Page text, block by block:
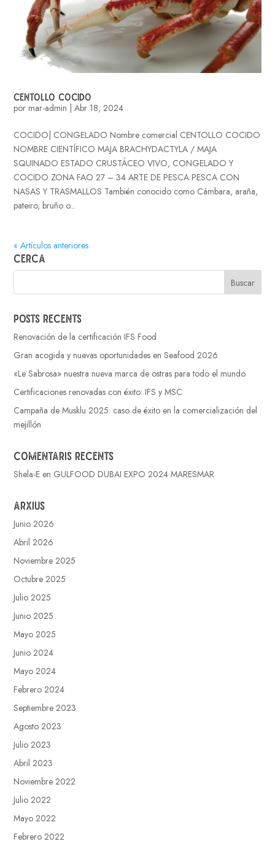
CENTOLLO COCIDO
pormar-admin |Abr 18, 2024
COCIDO| CONGELADO Nombre comercial CENTOLLO COCIDO
NOMBRE CIENTÍFICO MAJA BRACHYDACTYLA / MAJA
SQUINADO ESTADO CRUSTÁCEO VIVO, CONGELADO Y
COCIDO ZONA FAO 27 – 34 ARTE DE PESCA PESCA CON
NASAS Y TRASMALLOS También conocido como Cámbara, araña,
pateiro, bruño o...
« Artículos anteriores
Cerca
Posts recents
Renovación de la certificación IFS Food
Gran acogida y nuevas oportunidades en Seafood 2026
«Le Sabrosa» nuestra nueva marca de ostras para todo el mundo
Certificaciones renovadas con éxito: IFS y MSC
Campaña de Musklu 2025: caso de éxito en la comercialización del
mejillón
Comentaris recents
Shela-E en GULFOOD DUBAI EXPO 2024 MARESMAR
Arxius
Junio 2026
Abril 2026
Noviembre 2025
Octubre 2025
Julio 2025
Junio 2025
Mayo 2025
Junio 2024
Mayo 2024
Febrero 2024
Septiembre 2023
Agosto 2023
Julio 2023
Abril 2023
Noviembre 2022
Julio 2022
Mayo 2022
Febrero 2022